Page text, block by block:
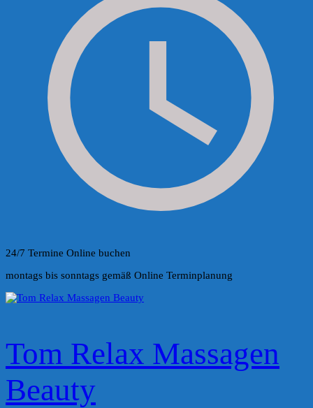
24/7 Termine Online buchen
montags bis sonntags gemäß Online Terminplanung
Tom Relax Massagen
Beauty